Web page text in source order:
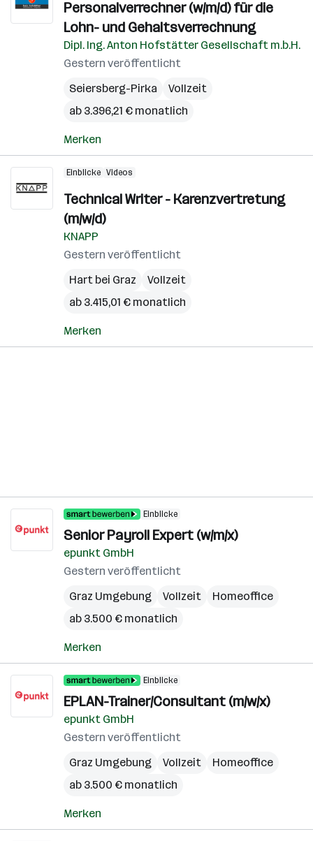
Personalverrechner (w/m/d) für die
Lohn- und Gehaltsverrechnung
Dipl. Ing. Anton Hofstätter Gesellschaft m.b.H.
Gestern veröffentlicht
Seiersberg-Pirka
Vollzeit
ab 3.396,21 € monatlich
Merken
Einblicke Videos
Technical Writer - Karenzvertretung
(m/w/d)
KNAPP
Gestern veröffentlicht
Hart bei Graz
Vollzeit
ab 3.415,01 € monatlich
Merken
Einblicke
Senior Payroll Expert (w/m/x)
epunkt GmbH
Gestern veröffentlicht
Graz Umgebung
Vollzeit
Homeoffice
ab 3.500 € monatlich
Merken
Einblicke
EPLAN-Trainer/Consultant (m/w/x)
epunkt GmbH
Gestern veröffentlicht
Graz Umgebung
Vollzeit
Homeoffice
ab 3.500 € monatlich
Merken